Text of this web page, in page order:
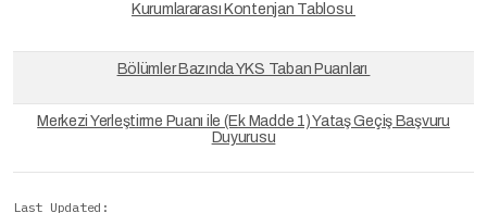
Kurumlararası Kontenjan Tablosu
Bölümler Bazında YKS Taban Puanları
Merkezi Yerleştirme Puanı ile (Ek Madde 1) Yataş Geçiş Başvuru
Duyurusu
Last Updated